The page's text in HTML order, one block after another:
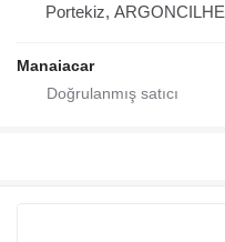
Portekiz, ARGONCILHE
Manaiacar